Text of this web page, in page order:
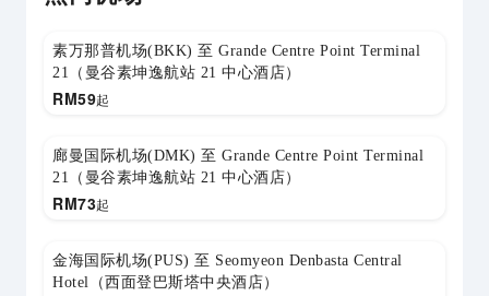
素万那普机场(BKK) 至 Grande Centre Point Terminal
21（曼谷素坤逸航站 21 中心酒店）
RM59起
廊曼国际机场(DMK) 至 Grande Centre Point Terminal
21（曼谷素坤逸航站 21 中心酒店）
RM73起
金海国际机场(PUS) 至 Seomyeon Denbasta Central
Hotel（西面登巴斯塔中央酒店）